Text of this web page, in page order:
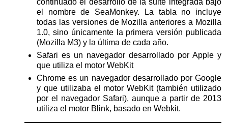
el nombre de SeaMonkey. La tabla no incluye
todas las versiones de Mozilla anteriores a Mozilla
1.0, sino únicamente la primera versión publicada
(Mozilla M3) y la última de cada año.
Safari es un navegador desarrollado por Apple y
que utiliza el motor WebKit
Chrome es un navegador desarrollado por Google
y que utilizaba el motor WebKit (también utilizado
por el navegador Safari), aunque a partir de 2013
utiliza el motor Blink, basado en Webkit.